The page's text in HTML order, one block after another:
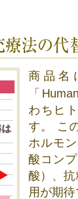
商品名
「
わちヒ
す。 こ
ホルモ
酸コン
酸）、
用が期